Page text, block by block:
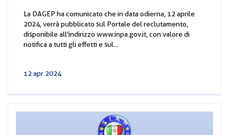
La DAGEP ha comunicato che in data odierna, 12 aprile
2024, verrà pubblicato sul Portale del reclutamento,
disponibile all'indirizzo www.inpa.gov.it, con valore di
notifica a tutti gli effetti e sul...
12 apr 2024